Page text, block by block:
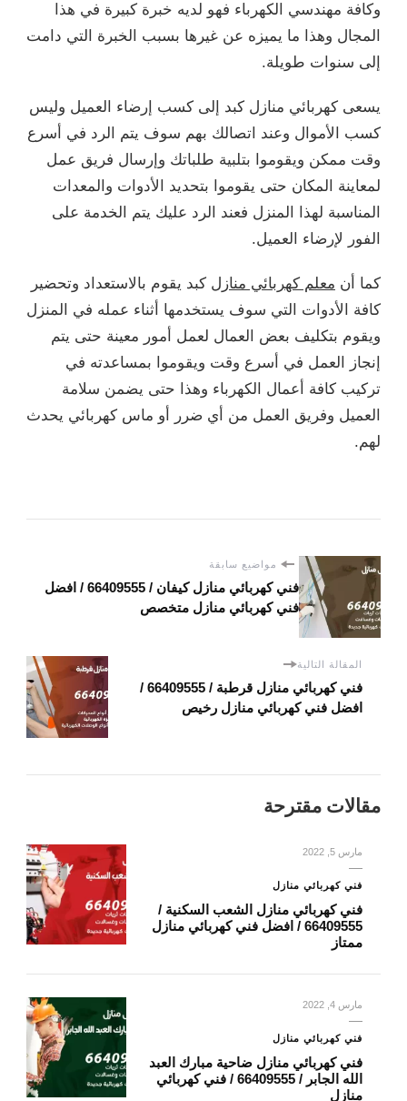
وكافة مهندسي الكهرباء فهو لديه خبرة كبيرة في هذا
المجال وهذا ما يميزه عن غيرها بسبب الخبرة التي دامت
إلى سنوات طويلة.
يسعى كهربائي منازل كبد إلى كسب إرضاء العميل وليس
كسب الأموال وعند اتصالك بهم سوف يتم الرد في أسرع
وقت ممكن ويقوموا بتلبية طلباتك وإرسال فريق عمل
لمعاينة المكان حتى يقوموا بتحديد الأدوات والمعدات
المناسبة لهذا المنزل فعند الرد عليك يتم الخدمة على
الفور لإرضاء العميل.
كما أن معلم كهربائي منازل كبد يقوم بالاستعداد وتحضير
كافة الأدوات التي سوف يستخدمها أثناء عمله في المنزل
ويقوم بتكليف بعض العمال لعمل أمور معينة حتى يتم
إنجاز العمل في أسرع وقت ويقوموا بمساعدته في
تركيب كافة أعمال الكهرباء وهذا حتى يضمن سلامة
العميل وفريق العمل من أي ضرر أو ماس كهربائي يحدث
لهم.
مواضيع سابقة
فني كهربائي منازل كيفان / 66409555 / افضل
فني كهربائي منازل متخصص
المقالة التالية
فني كهربائي منازل قرطبة / 66409555 /
افضل فني كهربائي منازل رخيص
مقالات مقترحة
مارس 5, 2022
فني كهربائي منازل
فني كهربائي منازل الشعب السكنية /
66409555 / افضل فني كهربائي منازل
ممتاز
مارس 4, 2022
فني كهربائي منازل
فني كهربائي منازل ضاحية مبارك العبد
الله الجابر / 66409555 / فني كهربائي
منازل